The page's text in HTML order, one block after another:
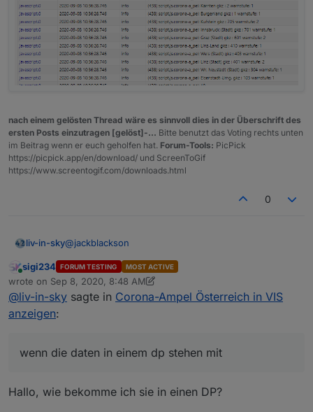
nach einem gelösten Thread wäre es sinnvoll dies in der Überschrift des
ersten Posts einzutragen [gelöst]-... Bitte benutzt das Voting rechts unten
im Beitrag wenn er euch geholfen hat. Forum-Tools: PicPick
https://picpick.app/en/download/ und ScreenToGif
https://www.screentogif.com/downloads.html
0
liv-in-sky@jackblackson
wenn die daten in einem dp stehen mit
let
log(myJson[i].name +" gkz : "+
Online
sigi234 FORUM TESTING MOST ACTIVE
wrote on Sep 8, 2020, 8:48 AM
last edited by sigi234Sep 8, 2020, 10:56 AM
@liv-in-sky sagte in Corona-Ampel Österreich in VIS
anzeigen:
wenn die daten in einem dp stehen mit
Hallo, wie bekomme ich sie in einen DP?